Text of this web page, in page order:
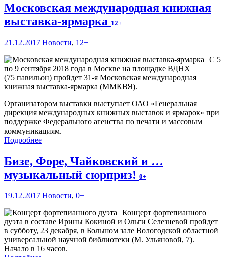
Московская международная книжная
выставка-ярмарка 12+
21.12.2017 Новости, 12+
С 5
по 9 сентября 2018 года в Москве на площадке ВДНХ
(75 павильон) пройдет 31-я Московская международная
книжная выставка-ярмарка (ММКВЯ).
Организатором выставки выступает ОАО «Генеральная
дирекция международных книжных выставок и ярмарок» при
поддержке Федерального агенства по печати и массовым
коммуникациям.
Подробнее
Бизе, Форе, Чайковский и …
музыкальный сюрприз! 0+
19.12.2017 Новости, 0+
Концерт фортепианного
дуэта в составе Ирины Кокиной и Ольги Селезневой пройдет
в субботу, 23 декабря, в Большом зале Вологодской областной
универсальной научной библиотеки (М. Ульяновой, 7).
Начало в 16 часов.